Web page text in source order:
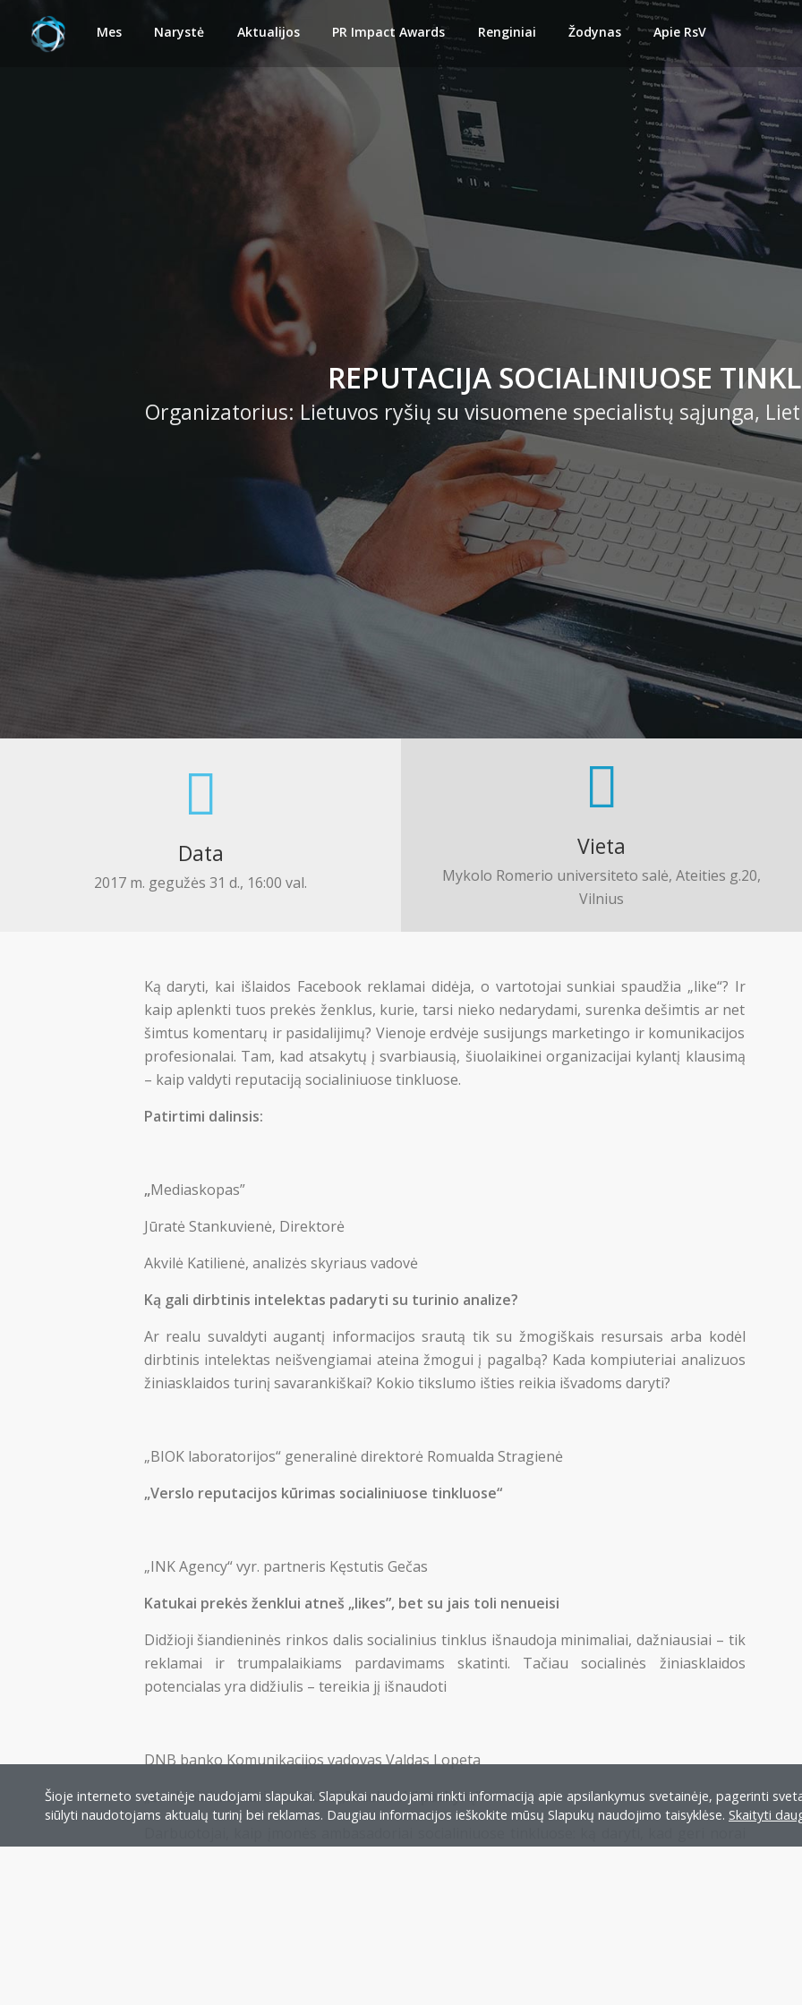
Mes Narystė Aktualijos PR Impact Awards Renginiai Žodynas Apie RsV
REPUTACIJA SOCIALINIUOSE
Organizatorius: Lietuvos ryšių su visuomene specialistų sąjunga,
Data
2017 m. gegužės 31 d., 16:00 val.
Vieta
Mykolo Romerio universiteto salė, Ateities g.20,
Vilnius
Ką daryti, kai išlaidos Facebook reklamai didėja, o vartotojai sunkiai spaudžia „like“? Ir
kaip aplenkti tuos prekės ženklus, kurie, tarsi nieko nedarydami, surenka dešimtis ar net
šimtus komentarų ir pasidalijimų? Vienoje erdvėje susijungs marketingo ir komunikacijos
profesionalai. Tam, kad atsakytų į svarbiausią, šiuolaikinei organizacijai kylantį klausimą
– kaip valdyti reputaciją socialiniuose tinkluose.
Patirtimi dalinsis:
„Mediaskopas”
Jūratė Stankuvienė, Direktorė
Akvilė Katilienė, analizės skyriaus vadovė
Ką gali dirbtinis intelektas padaryti su turinio analize?
Ar realu suvaldyti augantį informacijos srautą tik su žmogiškais resursais arba kodėl
dirbtinis intelektas neišvengiamai ateina žmogui į pagalbą? Kada kompiuteriai analizuos
žiniasklaidos turinį savarankiškai? Kokio tikslumo išties reikia išvadoms daryti?
„BIOK laboratorijos“ generalinė direktorė Romualda Stragienė
„Verslo reputacijos kūrimas socialiniuose tinkluose“
„INK Agency“ vyr. partneris Kęstutis Gečas
Katukai prekės ženklui atneš „likes”, bet su jais toli nenueisi
Didžioji šiandieninės rinkos dalis socialinius tinklus išnaudoja minimaliai, dažniausiai – tik
reklamai ir trumpalaikiams pardavimams skatinti. Tačiau socialinės žiniasklaidos
potencialas yra didžiulis – tereikia jį išnaudoti
DNB banko Komunikacijos vadovas Valdas Lopeta
„Bankininkas, kuris susikūrė „Facebook“ paskyrą“
Šioje interneto svetainėje naudojami slapukai. Slapukai naudojami rinkti informaciją apie apsilankymus svetainėje, pagerinti
siūlyti naudotojams aktualų turinį bei reklamas. Daugiau informacijos ieškokite mūsų Slapukų naudojimo taisyklėse. Skaityti